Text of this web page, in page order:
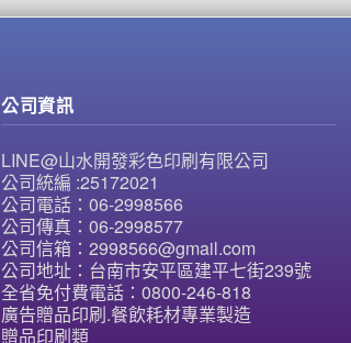
公司資訊
LINE@山水開發彩色印刷有限公司
公司統編 :25172021
公司電話：06-2998566
公司傳真：06-2998577
公司信箱：2998566@gmail.com
公司地址：台南市安平區建平七街239號
全省免付費電話：0800-246-818
廣告贈品印刷.餐飲耗材專業製造
贈品印刷類